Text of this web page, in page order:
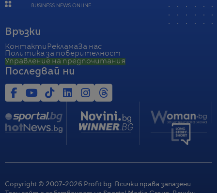
Връзки
Контакти РекламаЗа нас
Политика за поверителност
Управление на предпочитания
Последвай ни
Copyright © 2007-2026 Profit.bg. Всички права запазени.